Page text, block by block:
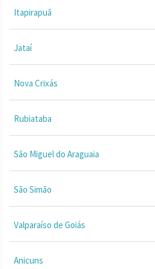
Itapirapuã
Jataí
Nova Crixás
Rubiataba
São Miguel do Araguaia
São Simão
Valparaíso de Goiás
Anicuns